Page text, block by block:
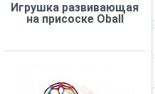
Игрушка развивающая
на присоске Oball